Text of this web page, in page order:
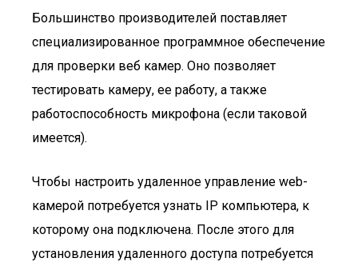
Большинство производителей поставляет
специализированное программное обеспечение
для проверки веб камер. Оно позволяет
тестировать камеру, ее работу, а также
работоспособность микрофона (если таковой
имеется).
Чтобы настроить удаленное управление web-
камерой потребуется узнать IP компьютера, к
которому она подключена. После этого для
установления удаленного доступа потребуется